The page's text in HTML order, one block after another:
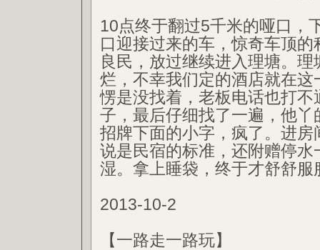
10点终于翻过5千米的哑口，
口迎接过来的车，惊奇车顶
良民，放过继续进入理塘。
烂，不幸我们定的酒店就在
愣是没找着，老板电话也打不
子，最后仔细找了一遍，他丫
招牌下面的小字，疯了。进房
说是民宿的标准，还附赠停水
湿。拿上睡袋，终于才舒舒服
2013-10-2
【一路走一路玩】